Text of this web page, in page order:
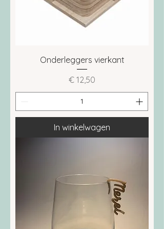
Onderleggers vierkant
Prijs
€ 12,50
In winkelwagen